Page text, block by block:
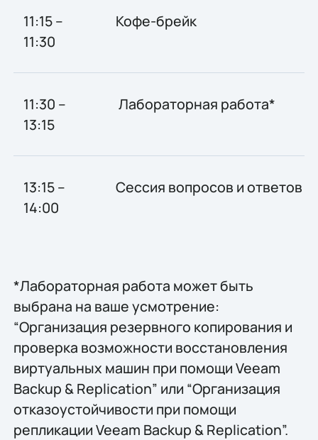
11:15 –
11:30
Кофе-брейк
11:30 –
13:15
Лабораторная работа*
13:15 –
14:00
Сессия вопросов и ответов
*Лабораторная работа может быть
выбрана на ваше усмотрение:
“Организация резервного копирования и
проверка возможности восстановления
виртуальных машин при помощи Veeam
Backup & Replication” или “Организация
отказоустойчивости при помощи
репликации Veeam Backup & Replication”.